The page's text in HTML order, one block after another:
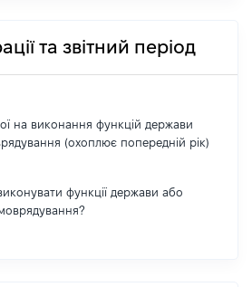
та звітний період
на виконання функцій держави
(охоплює попередній рік)
функції держави або